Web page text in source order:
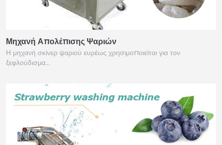
Μηχανή Απολέπισης Ψαριών
Η μηχανή σκίνερ ψαριού ευρέως χρησιμοποιείται για τον
ξεφλούδισμα…